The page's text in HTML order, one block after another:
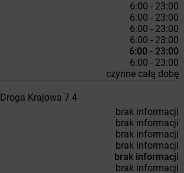
6:00 - 23:00
6:00 - 23:00
6:00 - 23:00
6:00 - 23:00
6:00 - 23:00
6:00 - 23:00
czynne całą dobę
Droga Krajowa 7 4
brak informacji
brak informacji
brak informacji
brak informacji
brak informacji
brak informacji